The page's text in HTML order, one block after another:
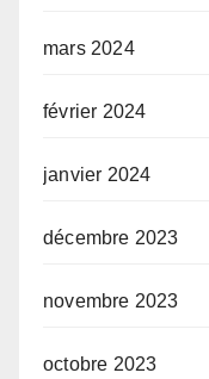
mars 2024
février 2024
janvier 2024
décembre 2023
novembre 2023
octobre 2023